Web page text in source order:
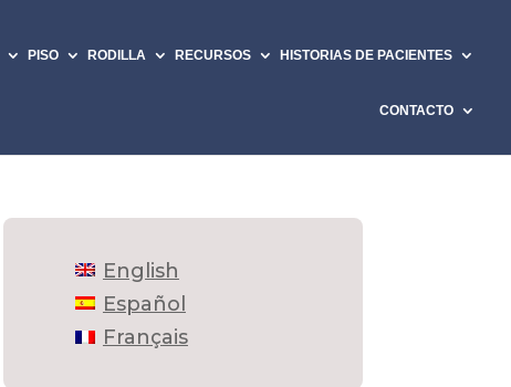
PISO RODILLA RECURSOS HISTORIAS DE PACIENTES
CONTACTO
English
Español
Français